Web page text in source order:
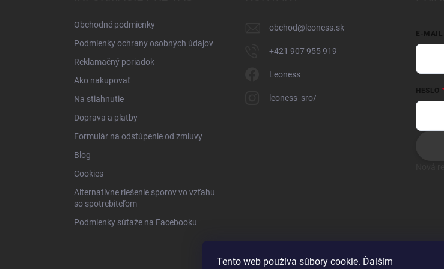
Tento web používa súbory cookie. Ďalším
Obchodné podmienky
Podmienky ochrany osobných údajov
Reklamačný poriadok
Ako nakupovať
Na stiahnutie
Doprava a platby
Formulár na odstúpenie od zmluvy
Blog
Cookies
Alternatívne riešenie sporov vo vzťahu
so spotrebiteľom
Podmienky súťaže na Facebooku
obchod@ leoness.sk
+421 907 955 919
Leoness
leoness_sro/
E-MAIL
HESLO